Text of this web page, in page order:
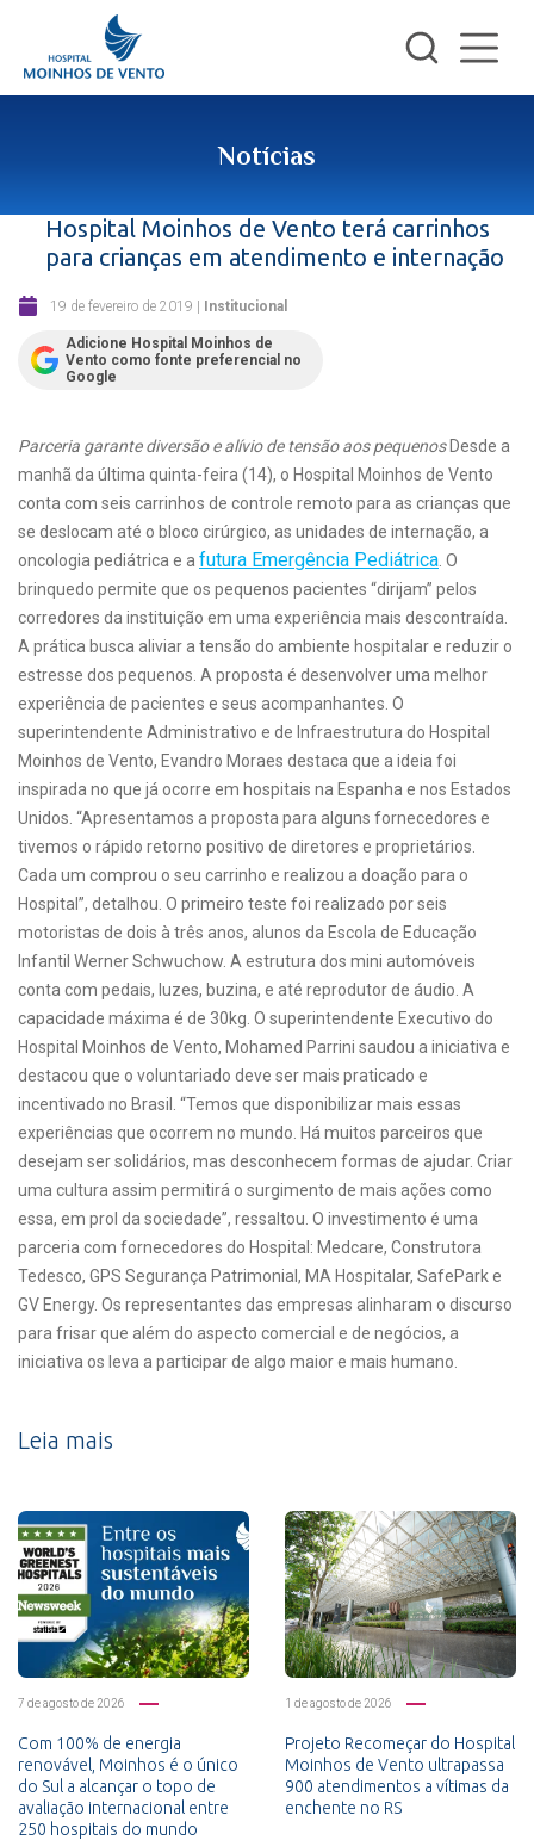
Notícias
Hospital Moinhos de Vento terá carrinhos
para crianças em atendimento e internação
19 de fevereiro de 2019 | Institucional
Adicione Hospital Moinhos de
Vento como fonte preferencial no
Google
Parceria garante diversão e alívio de tensão aos pequenosDesde a
manhã da última quinta-feira (14), o Hospital Moinhos de Vento
conta com seis carrinhos de controle remoto para as crianças que
se deslocam até o bloco cirúrgico, as unidades de internação, a
oncologia pediátrica e a futura Emergência Pediátrica . O
brinquedo permite que os pequenos pacientes “dirijam” pelos
corredores da instituição em uma experiência mais descontraída.
A prática busca aliviar a tensão do ambiente hospitalar e reduzir o
estresse dos pequenos. A proposta é desenvolver uma melhor
experiência de pacientes e seus acompanhantes. O
superintendente Administrativo e de Infraestrutura do Hospital
Moinhos de Vento, Evandro Moraes destaca que a ideia foi
inspirada no que já ocorre em hospitais na Espanha e nos Estados
Unidos. “Apresentamos a proposta para alguns fornecedores e
tivemos o rápido retorno positivo de diretores e proprietários.
Cada um comprou o seu carrinho e realizou a doação para o
Hospital”, detalhou. O primeiro teste foi realizado por seis
motoristas de dois à três anos, alunos da Escola de Educação
Infantil Werner Schwuchow. A estrutura dos mini automóveis
conta com pedais, luzes, buzina, e até reprodutor de áudio. A
capacidade máxima é de 30kg. O superintendente Executivo do
Hospital Moinhos de Vento, Mohamed Parrini saudou a iniciativa e
destacou que o voluntariado deve ser mais praticado e
incentivado no Brasil. “Temos que disponibilizar mais essas
experiências que ocorrem no mundo. Há muitos parceiros que
desejam ser solidários, mas desconhecem formas de ajudar. Criar
uma cultura assim permitirá o surgimento de mais ações como
essa, em prol da sociedade”, ressaltou. O investimento é uma
parceria com fornecedores do Hospital: Medcare, Construtora
Tedesco, GPS Segurança Patrimonial, MA Hospitalar, SafePark e
GV Energy. Os representantes das empresas alinharam o discurso
para frisar que além do aspecto comercial e de negócios, a
iniciativa os leva a participar de algo maior e mais humano.
Leia mais
7 de agosto de 2026
Com 100% de energia
renovável, Moinhos é o único
do Sul a alcançar o topo de
avaliação internacional entre
250 hospitais do mundo
1 de agosto de 2026
Projeto Recomeçar do Hospital
Moinhos de Vento ultrapassa
900 atendimentos a vítimas da
enchente no RS